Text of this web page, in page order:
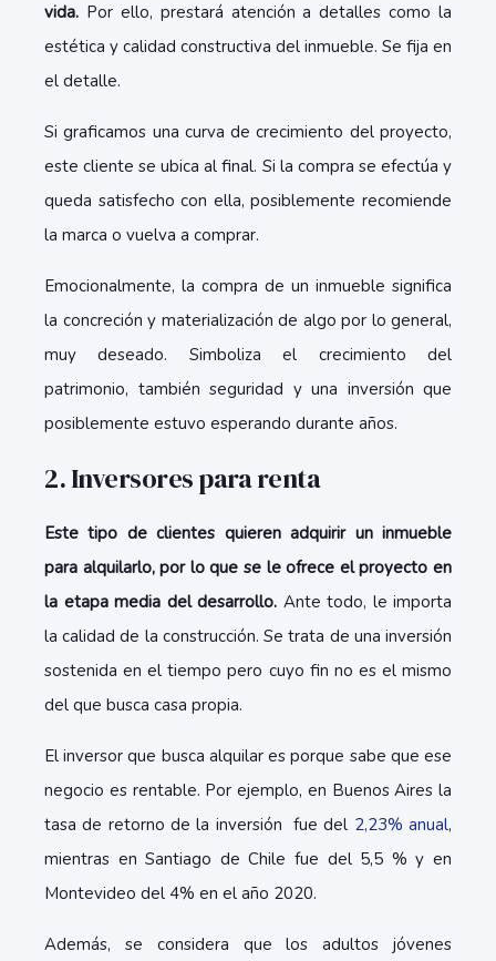
vida. Por ello, prestará atención a detalles como la
estética y calidad constructiva del inmueble. Se fija en
el detalle.
Si graficamos una curva de crecimiento del proyecto,
este cliente se ubica al final. Si la compra se efectúa y
queda satisfecho con ella, posiblemente recomiende
la marca o vuelva a comprar.
Emocionalmente, la compra de un inmueble significa
la concreción y materialización de algo por lo general,
muy deseado. Simboliza el crecimiento del
patrimonio, también seguridad y una inversión que
posiblemente estuvo esperando durante años.
2. Inversores para renta
Este tipo de clientes quieren adquirir un inmueble
para alquilarlo, por lo que se le ofrece el proyecto en
la etapa media del desarrollo. Ante todo, le importa
la calidad de la construcción. Se trata de una inversión
sostenida en el tiempo pero cuyo fin no es el mismo
del que busca casa propia.
El inversor que busca alquilar es porque sabe que ese
negocio es rentable. Por ejemplo, en Buenos Aires la
tasa de retorno de la inversión fue del 2,23% anual,
mientras en Santiago de Chile fue del 5,5 % y en
Montevideo del 4% en el año 2020.
Además, se considera que los adultos jóvenes